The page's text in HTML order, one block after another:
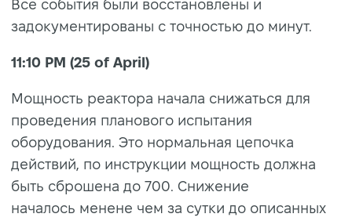
Все события были восстановлены и
задокументированы с точностью до минут.
11:10 PM (25 of April)
Мощность реактора начала снижаться для
проведения планового испытания
оборудования. Это нормальная цепочка
действий, по инструкции мощность должна
быть сброшена до 700. Снижение
началось менене чем за сутки до описанных